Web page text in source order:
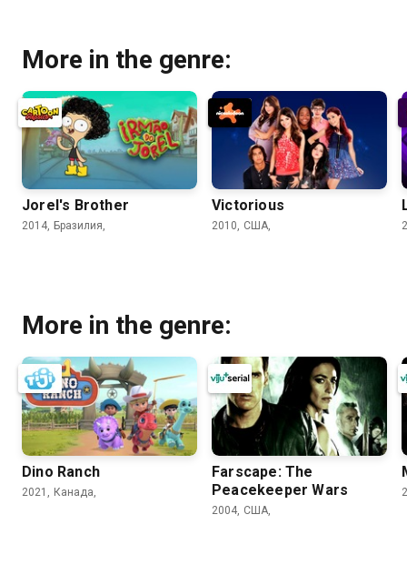
More in the genre:
Jorel's Brother
2014, Бразилия,
Victorious
2010, США,
More in the genre:
Dino Ranch
2021, Канада,
Farscape: The
Peacekeeper Wars
2004, США,